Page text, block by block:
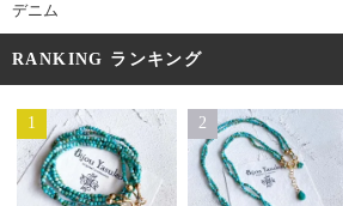
デニム
RANKING ランキング
1 2